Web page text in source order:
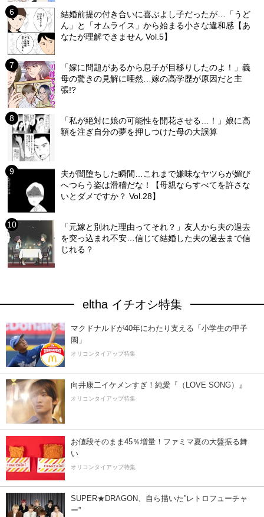
結婚前提の付き合いに喜ぶよし子だったが…「うど
ん」と「オムライス」から始まる小さな違和感【あ
なたが理解できません Vol.5】
「嫁に問題があるから息子が目移りしたのよ！」義
母の驚きの見解に唖然…嫁の高学歴が原因だと主
張!?
「私が絶対に娘の可能性を開花させる…！」娘に高
額を注ぎ自分の夢を押しつけた母の大誤算
夫が闇堕ちした瞬間…これまで嫌味なヤツらが媚び
へつらう姿は滑稽だな！【母親ならすべてを許さな
いとダメですか？ Vol.28】
「元嫁と別れた理由ってそれ？」友人から夫の過去
を突っ込まれ不安…信じて結婚した夫の過去まで信
じれる？
eltha イチオシ特集
マクドナルドが40年にわたり支える「小学生の甲子
園」
オリコンタイアップ特集
向井康二イケメンすぎ！純愛『（LOVE SONG）』
オリコンタイアップ特集
お値段そのまま45％増量！ファミマ夏の大盤振る舞
い
オリコンタイアップ特集
SUPER★DRAGON、自ら描いた”レトロフューチャ
ー”